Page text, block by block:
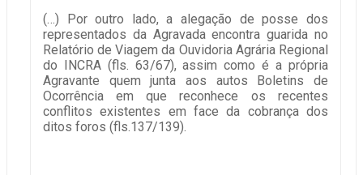
(…) Por outro lado, a alegação de posse dos
representados da Agravada encontra guarida no
Relatório de Viagem da Ouvidoria Agrária Regional
do INCRA (fls. 63/67), assim como é a própria
Agravante quem junta aos autos Boletins de
Ocorrência em que reconhece os recentes
conflitos existentes em face da cobrança dos
ditos foros (fls.137/139).